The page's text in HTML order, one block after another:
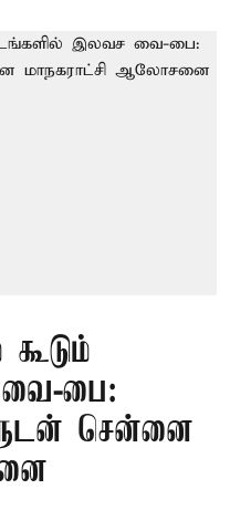
பை:
சென்னை